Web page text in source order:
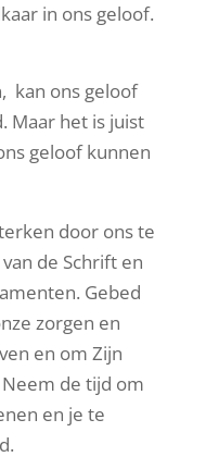
in ons geloof.
kan ons geloof
Maar het is juist
geloof kunnen
door ons te
de Schrift en
Gebed
zorgen en
en om Zijn
de tijd om
en je te